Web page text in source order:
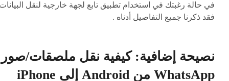
في حالة رغبتك في استخدام تطبيق تابع لجهة خارجية لنقل
فقد ذكرنا جميع التفاصيل أدناه .
نصيحة إضافية: كيفية نقل ملصقات/صور
WhatsApp من Android إلى iPhone